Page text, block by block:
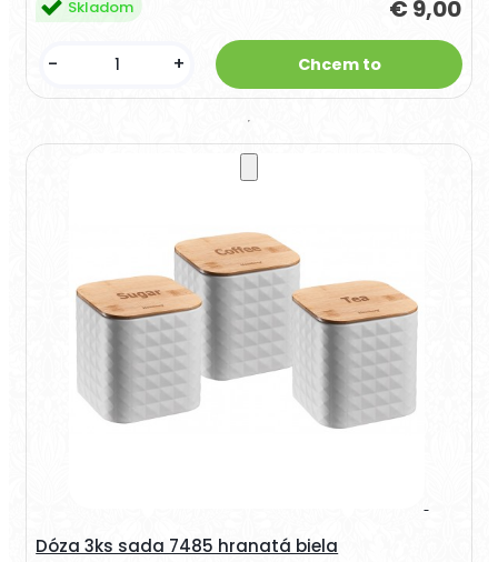
€ 9,00
Skladom
- +
Dóza 3ks sada 7485 hranatá biela